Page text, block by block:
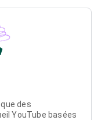
des
YouTube basées